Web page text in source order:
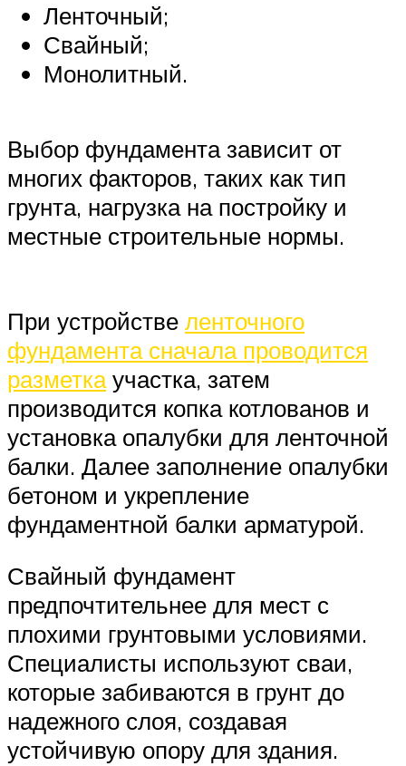
Ленточный;
Свайный;
Монолитный.
Выбор фундамента зависит от
многих факторов, таких как тип
грунта, нагрузка на постройку и
местные строительные нормы.
При устройстве ленточного
фундамента сначала проводится
разметкаучастка, затем
производится копка котлованов и
установка опалубки для ленточной
балки. Далее заполнение опалубки
бетоном и укрепление
фундаментной балки арматурой.
Свайный фундамент
предпочтительнее для мест с
плохими грунтовыми условиями.
Специалисты используют сваи,
которые забиваются в грунт до
надежного слоя, создавая
устойчивую опору для здания.